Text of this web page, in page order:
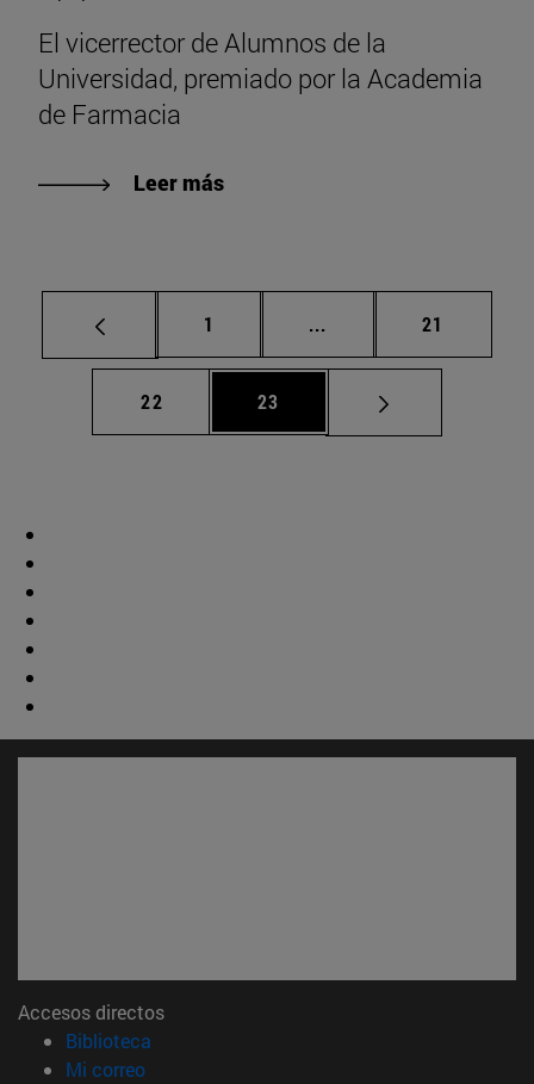
El vicerrector de Alumnos de la
Universidad, premiado por la Academia
de Farmacia
Leer más
Página
1 ... Páginas intermedias
Página
21
Página
22 Página
23
Accesos directos
Biblioteca
Mi correo(abre en nueva ventana)